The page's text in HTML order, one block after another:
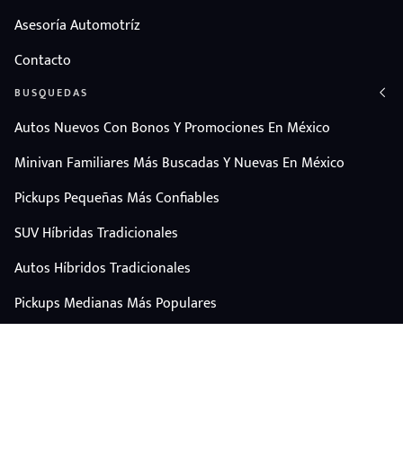
Asesoría Automotríz
Contacto
BUSQUEDAS
Autos Nuevos Con Bonos Y Promociones En México
Minivan Familiares Más Buscadas Y Nuevas En México
Pickups Pequeñas Más Confiables
SUV Híbridas Tradicionales
Autos Híbridos Tradicionales
Pickups Medianas Más Populares